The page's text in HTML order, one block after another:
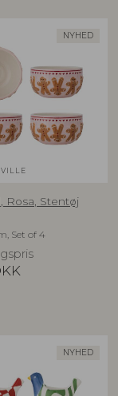
NYHED
Rosa, Stentøj
Set of 4
NYHED